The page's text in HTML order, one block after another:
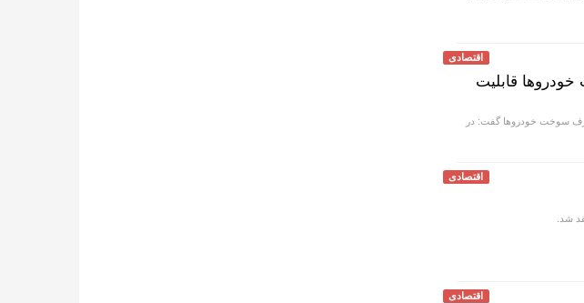
اقتصادی
۱۴۰۵/ مصرف سوخت خودرو‌ها قابلیت
سوخت خودرو‌ها گفت: در
اقتصادی
شد.
اقتصادی